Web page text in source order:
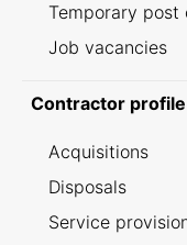
Temporary post
Job vacancies
Contractor profile
Acquisitions
Disposals
Service